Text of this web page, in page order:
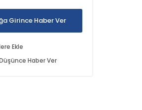
Girince Haber Ver
Ekle
Düşünce Haber Ver